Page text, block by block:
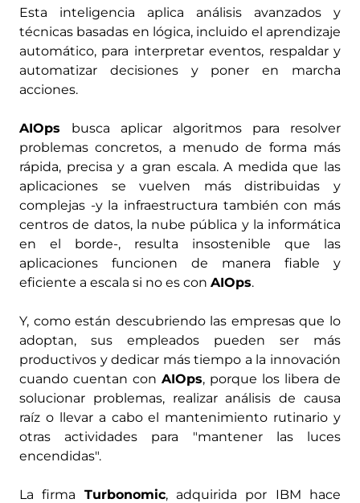
Esta inteligencia aplica análisis avanzados y
técnicas basadas en lógica, incluido el aprendizaje
automático, para interpretar eventos, respaldar y
automatizar decisiones y poner en marcha
acciones.
AIOps busca aplicar algoritmos para resolver
problemas concretos, a menudo de forma más
rápida, precisa y a gran escala. A medida que las
aplicaciones se vuelven más distribuidas y
complejas -y la infraestructura también con más
centros de datos, la nube pública y la informática
en el borde-, resulta insostenible que las
aplicaciones funcionen de manera fiable y
eficiente a escala si no es con AIOps.
Y, como están descubriendo las empresas que lo
adoptan, sus empleados pueden ser más
productivos y dedicar más tiempo a la innovación
cuando cuentan con AIOps, porque los libera de
solucionar problemas, realizar análisis de causa
raíz o llevar a cabo el mantenimiento rutinario y
otras actividades para "mantener las luces
encendidas".
La firma Turbonomic, adquirida por IBM hace